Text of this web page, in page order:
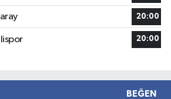
20:00
20:00
BEĞEN